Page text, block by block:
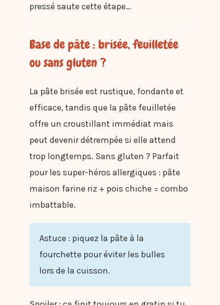
pressé saute cette étape…
Base de pâte : brisée, feuilletée
ou sans gluten ?
La pâte brisée est rustique, fondante et
efficace, tandis que la pâte feuilletée
offre un croustillant immédiat mais
peut devenir détrempée si elle attend
trop longtemps. Sans gluten ? Parfait
pour les super-héros allergiques : pâte
maison farine riz + pois chiche = combo
imbattable.
Astuce : piquez la pâte à la
fourchette pour éviter les bulles
lors de la cuisson.